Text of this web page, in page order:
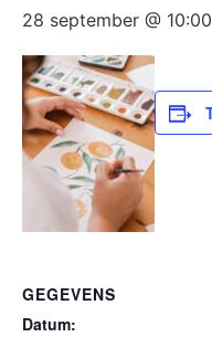
28 september @ 10:00
GEGEVENS
Datum: